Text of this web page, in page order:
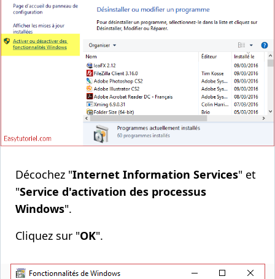
Décochez "Internet Information Services" et
"Service d'activation des processus
Windows".
Cliquez sur "OK".